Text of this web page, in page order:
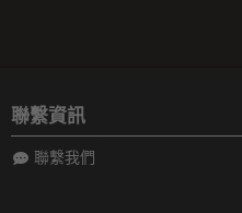
聯繫資訊
聯繫我們